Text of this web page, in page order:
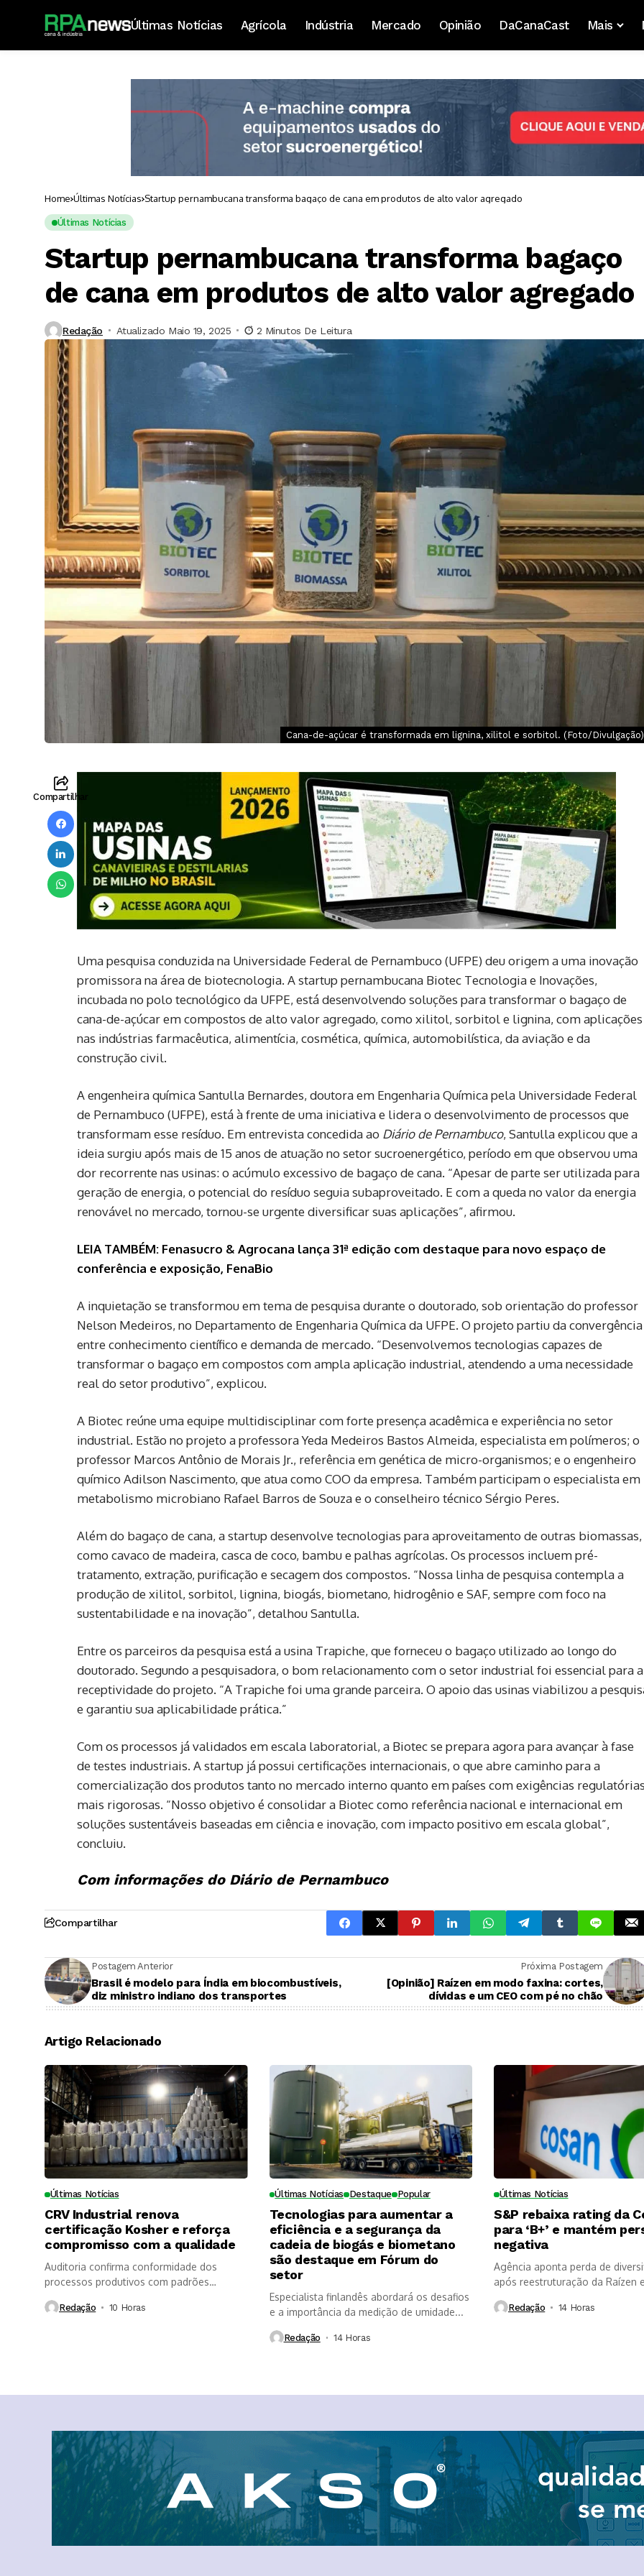
Últimas Notícias Agrícola Indústria Mercado Opinião DaCanaCast Mais
Home Últimas Notícias Startup pernambucana transforma bagaço de cana em produtos de alto valor agregado
Últimas Notícias
Startup pernambucana transforma bagaço
de cana em produtos de alto valor agregado
Redação Atualizado Maio 19, 2025 2 Minutos De Leitura
Cana-de-açúcar é transformada em lignina, xilitol e sorbitol. (Foto/Divulgação)
Compartilhar
Uma pesquisa conduzida na Universidade Federal de Pernambuco (UFPE) deu origem a uma inovação
promissora na área de biotecnologia. A startup pernambucana Biotec Tecnologia e Inovações,
incubada no polo tecnológico da UFPE, está desenvolvendo soluções para transformar o bagaço de
cana-de-açúcar em compostos de alto valor agregado, como xilitol, sorbitol e lignina, com aplicações
nas indústrias farmacêutica, alimentícia, cosmética, química, automobilística, da aviação e da
construção civil.
A engenheira química Santulla Bernardes, doutora em Engenharia Química pela Universidade Federal
de Pernambuco (UFPE), está à frente de uma iniciativa e lidera o desenvolvimento de processos que
transformam esse resíduo. Em entrevista concedida ao Diário de Pernambuco, Santulla explicou que a
ideia surgiu após mais de 15 anos de atuação no setor sucroenergético, período em que observou uma
dor recorrente nas usinas: o acúmulo excessivo de bagaço de cana. “Apesar de parte ser utilizada para
geração de energia, o potencial do resíduo seguia subaproveitado. E com a queda no valor da energia
renovável no mercado, tornou-se urgente diversificar suas aplicações”, afirmou.
LEIA TAMBÉM: Fenasucro & Agrocana lança 31ª edição com destaque para novo espaço de
conferência e exposição, FenaBio
A inquietação se transformou em tema de pesquisa durante o doutorado, sob orientação do professor
Nelson Medeiros, no Departamento de Engenharia Química da UFPE. O projeto partiu da convergência
entre conhecimento científico e demanda de mercado. “Desenvolvemos tecnologias capazes de
transformar o bagaço em compostos com ampla aplicação industrial, atendendo a uma necessidade
real do setor produtivo”, explicou.
A Biotec reúne uma equipe multidisciplinar com forte presença acadêmica e experiência no setor
industrial. Estão no projeto a professora Yeda Medeiros Bastos Almeida, especialista em polímeros; o
professor Marcos Antônio de Morais Jr., referência em genética de micro-organismos; e o engenheiro
químico Adilson Nascimento, que atua como COO da empresa. Também participam o especialista em
metabolismo microbiano Rafael Barros de Souza e o conselheiro técnico Sérgio Peres.
Além do bagaço de cana, a startup desenvolve tecnologias para aproveitamento de outras biomassas,
como cavaco de madeira, casca de coco, bambu e palhas agrícolas. Os processos incluem pré-
tratamento, extração, purificação e secagem dos compostos. “Nossa linha de pesquisa contempla a
produção de xilitol, sorbitol, lignina, biogás, biometano, hidrogênio e SAF, sempre com foco na
sustentabilidade e na inovação”, detalhou Santulla.
Entre os parceiros da pesquisa está a usina Trapiche, que forneceu o bagaço utilizado ao longo do
doutorado. Segundo a pesquisadora, o bom relacionamento com o setor industrial foi essencial para a
receptividade do projeto. “A Trapiche foi uma grande parceira. O apoio das usinas viabilizou a
e garantiu sua aplicabilidade prática.”
Com os processos já validados em escala laboratorial, a Biotec se prepara agora para avançar à fase
de testes industriais. A startup já possui certificações internacionais, o que abre caminho para a
comercialização dos produtos tanto no mercado interno quanto em países com exigências
mais rigorosas. “Nosso objetivo é consolidar a Biotec como referência nacional e internacional em
soluções sustentáveis baseadas em ciência e inovação, com impacto positivo em escala global”,
concluiu.
Com informações do Diário de Pernambuco
Compartilhar
Postagem Anterior
Brasil é modelo para Índia em biocombustíveis,
diz ministro indiano dos transportes
Próxima Postagem
[Opinião] Raízen em modo faxina: cortes,
dívidas e um CEO com pé no chão
Artigo Relacionado
Últimas Notícias
CRV Industrial renova
certificação Kosher e reforça
compromisso com a qualidade
Auditoria confirma conformidade dos
processos produtivos com padrões
internacionais de segurança dos...
Redação 10 Horas ⁮
Últimas Notícias Destaque Popular
Tecnologias para aumentar a
eficiência e a segurança da
cadeia de biogás e biometano
são destaque em Fórum do
setor
Especialista finlandês abordará os desafios
e a importância da medição de umidade...
Redação 14 Horas ⁮
Últimas Notícias
S&P rebaixa rating da
para ‘B+’ e mantém
negativa
Agência aponta perda de
após reestruturação da Raízen
que...
Redação 14 Horas ⁮